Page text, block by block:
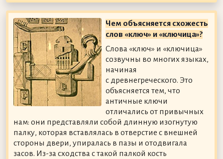
Чем объясняется схожесть
слов «ключ» и «ключица»?
Слова «ключ» и «ключица»
созвучны во многих языках,
начиная
с древнегреческого. Это
объясняется тем, что
античные ключи
отличались от привычных
нам: они представляли собой длинную изогнутую
палку, которая вставлялась в отверстие с внешней
стороны двери, упиралась в пазы и отодвигала
засов. Из-за сходства с такой палкой кость